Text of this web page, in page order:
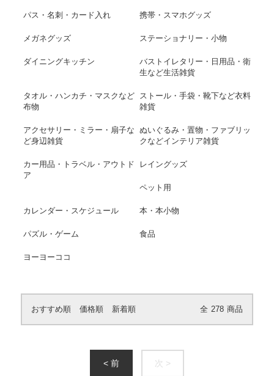
パス・名刺・カード入れ 携帯・スマホグッズ
メガネグッズ ステーショナリー・小物
ダイニングキッチン
バストイレタリー・日用品・衛
生など生活雑貨
タオル・ハンカチ・マスクなど
布物
ストール・手袋・靴下など衣料
雑貨
アクセサリー・ミラー・扇子な
ど身辺雑貨
ぬいぐるみ・置物・ファブリッ
クなどインテリア雑貨
カー用品・トラベル・アウトド
ア
レイングッズ
ペット用
カレンダー・スケジュール 本・本小物
パズル・ゲーム 食品
ヨーヨーココ
おすすめ順 価格順 新着順 全 278 商品
< 前 次 >